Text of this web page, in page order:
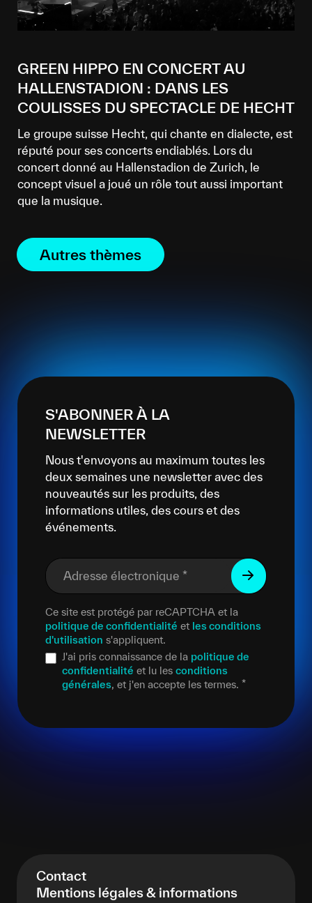
GREEN HIPPO EN CONCERT AU
HALLENSTADION : DANS LES
COULISSES DU SPECTACLE DE HECHT
Le groupe suisse Hecht, qui chante en dialecte, est
réputé pour ses concerts endiablés. Lors du
concert donné au Hallenstadion de Zurich, le
concept visuel a joué un rôle tout aussi important
que la musique.
Autres thèmes
S'ABONNER À LA
NEWSLETTER
Nous t'envoyons au maximum toutes les
deux semaines une newsletter avec des
nouveautés sur les produits, des
informations utiles, des cours et des
événements.
Adresse électronique *
Ce site est protégé par reCAPTCHA et la
politique de confidentialité et les conditions
d'utilisation s'appliquent.
J'ai pris connaissance de la politique de
confidentialité et lu les conditions
générales, et j'en accepte les termes. *
Contact
Mentions légales & informations